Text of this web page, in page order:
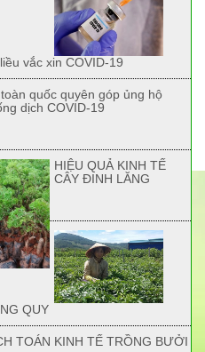
vắc xin COVID-19
quốc quyên góp ủng hộ
dịch COVID-19
HIỆU QUẢ KINH TẾ
CÂY ĐINH LĂNG
QUY
TOÁN KINH TẾ TRỒNG BƯỞI